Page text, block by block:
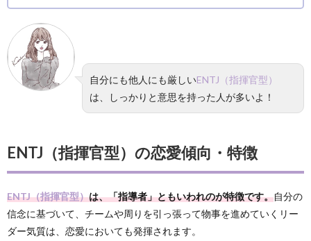
自分にも他人にも厳しいENTJ（指揮官型）
は、しっかりと意思を持った人が多いよ！
ENTJ（指揮官型）の恋愛傾向・特徴
ENTJ（指揮官型）は、「指導者」ともいわれのが特徴です。自分の
信念に基づいて、チームや周りを引っ張って物事を進めていくリー
ダー気質は、恋愛においても発揮されます。